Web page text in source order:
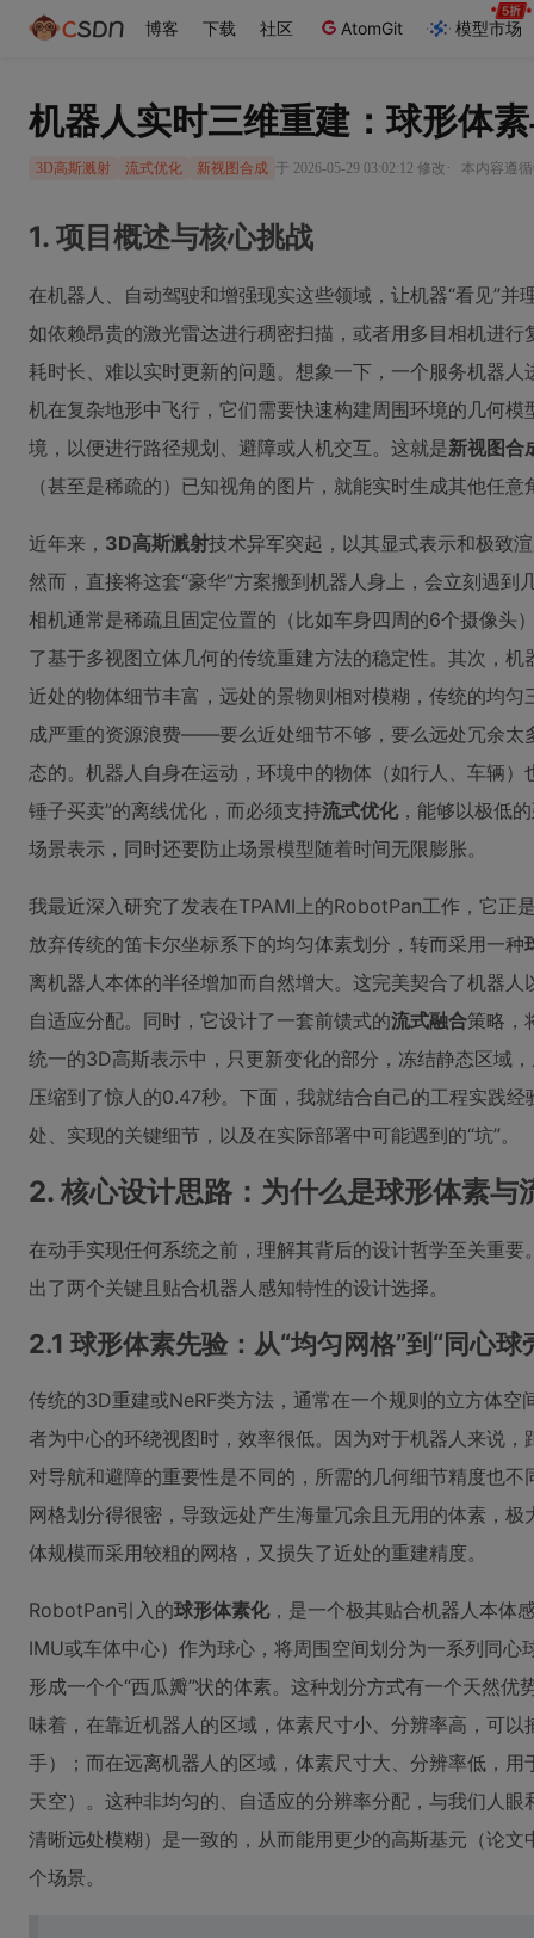
博客 下载 社区 AtomGit 模型市场
机器人实时三维重建：球形体
3D高斯溅射 流式优化 新视图合成 于 2026-05-29 03:02:12 修改 · 本内容遵
1. 项目概述与核心挑战
在机器人、自动驾驶和增强现实这些领域，让机器“看见”
如依赖昂贵的激光雷达进行稠密扫描，或者用多目相机进
耗时长、难以实时更新的问题。想象一下，一个服务机器
机在复杂地形中飞行，它们需要快速构建周围环境的几何模
境，以便进行路径规划、避障或人机交互。这就是新视图合
（甚至是稀疏的）已知视角的图片，就能实时生成其他任
近年来， 3D高斯溅射技术异军突起，以其显式表示和极致
然而，直接将这套“豪华”方案搬到机器人身上，会立刻遇
相机通常是稀疏且固定位置的（比如车身四周的6个摄像头
了基于多视图立体几何的传统重建方法的稳定性。其次，
近处的物体细节丰富，远处的景物则相对模糊，传统的均
成严重的资源浪费——要么近处细节不够，要么远处冗余太
态的。机器人自身在运动，环境中的物体（如行人、车辆
锤子买卖”的离线优化，而必须支持流式优化，能够以极低
场景表示，同时还要防止场景模型随着时间无限膨胀。
我最近深入研究了发表在TPAMI上的RobotPan工作，它正
放弃传统的笛卡尔坐标系下的均匀体素划分，转而采用一种
离机器人本体的半径增加而自然增大。这完美契合了机器
自适应分配。同时，它设计了一套前馈式的流式融合策略，
统一的3D高斯表示中，只更新变化的部分，冻结静态区域
压缩到了惊人的0.47秒。下面，我就结合自己的工程实践
处、实现的关键细节，以及在实际部署中可能遇到的“坑”。
2. 核心设计思路：为什么是球形体素与
在动手实现任何系统之前，理解其背后的设计哲学至关重
出了两个关键且贴合机器人感知特性的设计选择。
2.1 球形体素先验：从“均匀网格”到“同心球
传统的3D重建或NeRF类方法，通常在一个规则的立方体
者为中心的环绕视图时，效率很低。因为对于机器人来说
对导航和避障的重要性是不同的，所需的几何细节精度也
网格划分得很密，导致远处产生海量冗余且无用的体素，
体规模而采用较粗的网格，又损失了近处的重建精度。
RobotPan引入的球形体素化，是一个极其贴合机器人本体
IMU或车体中心）作为球心，将周围空间划分为一系列同
形成一个个“西瓜瓣”状的体素。这种划分方式有一个天然优
味着，在靠近机器人的区域，体素尺寸小、分辨率高，可
手）；而在远离机器人的区域，体素尺寸大、分辨率低，
天空）。这种非均匀的、自适应的分辨率分配，与我们人
清晰远处模糊）是一致的，从而能用更少的高斯基元（论
个场景。